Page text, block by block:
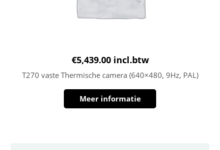
€5,439.00 incl.btw
T270 vaste Thermische camera (640×480, 9Hz, PAL)
Meer informatie